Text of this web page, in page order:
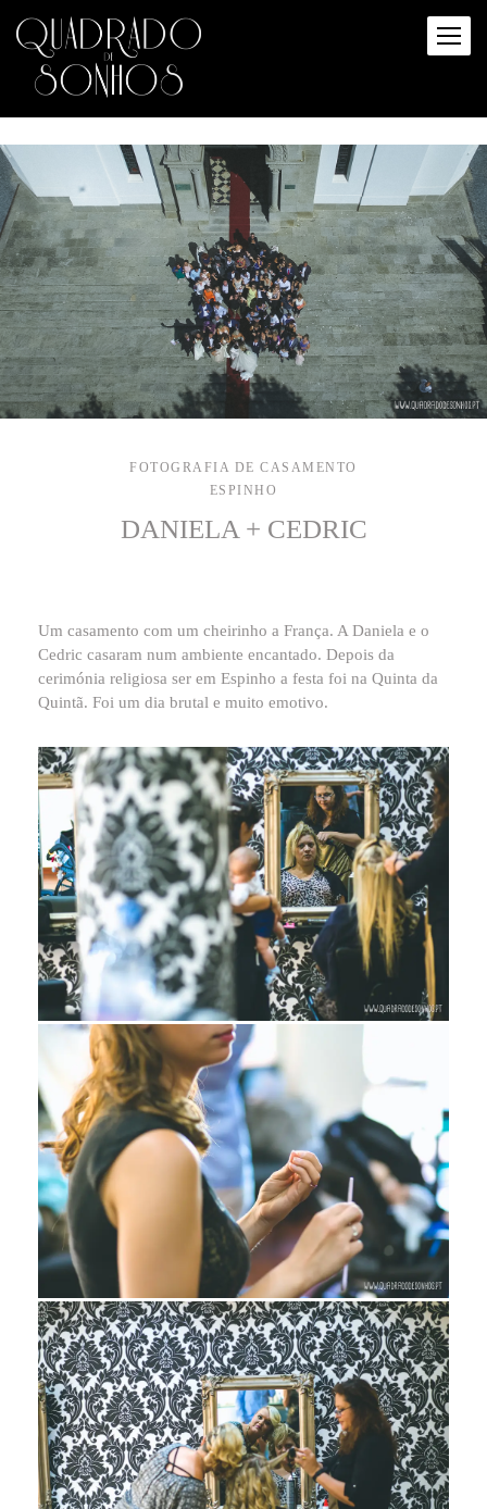
FOTOGRAFIA DE CASAMENTO
ESPINHO
DANIELA + CEDRIC
Um casamento com um cheirinho a França. A Daniela e o
Cedric casaram num ambiente encantado. Depois da
cerimónia religiosa ser em Espinho a festa foi na Quinta da
Quintã. Foi um dia brutal e muito emotivo.